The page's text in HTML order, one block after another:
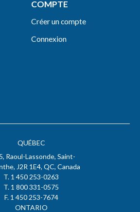
QUÉBEC
Raoul-Lassonde, Saint-
J2R 1E4, QC, Canada
T. 1 450 253-0263
T. 1 800 331-0575
F. 1 450 253-7674
ONTARIO
COMPTE
Créer un compte
Connexion